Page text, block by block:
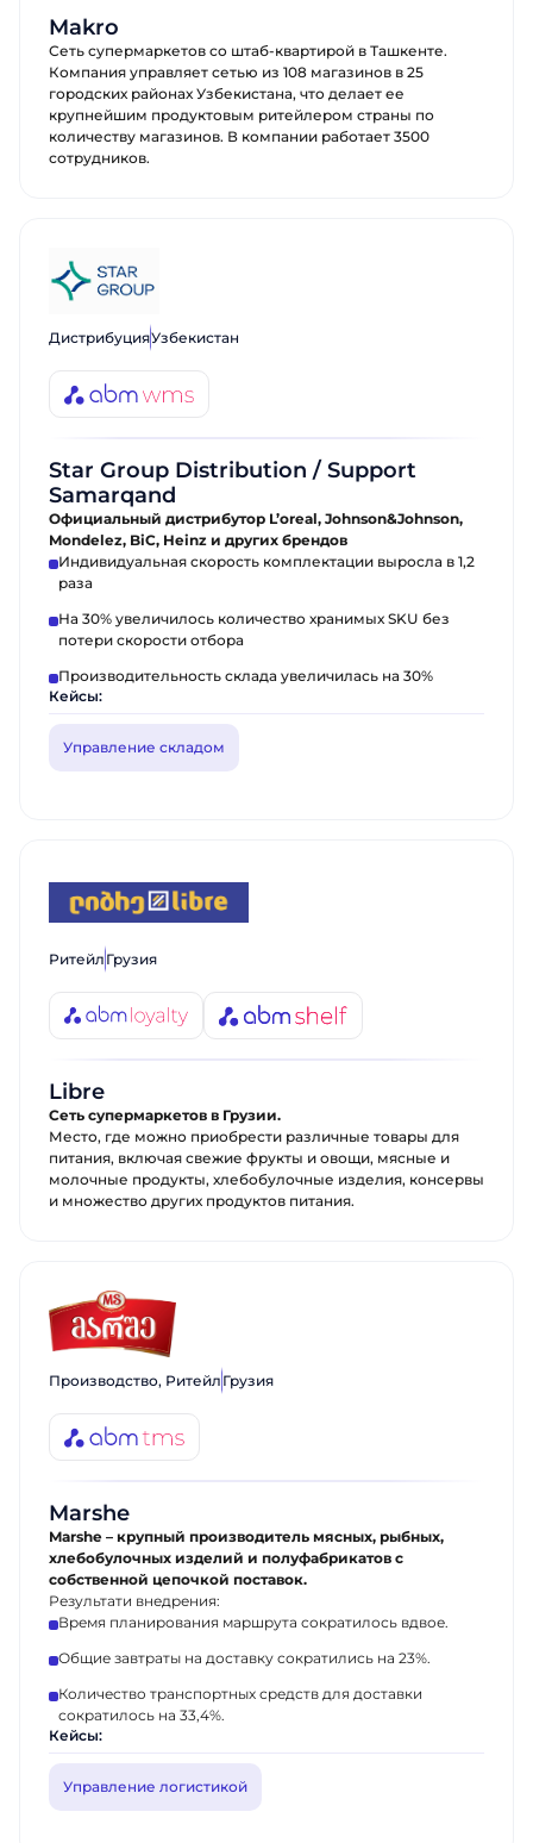
Makro
Сеть супермаркетов со штаб-квартирой в Ташкенте.
Компания управляет сетью из 108 магазинов в 25
городских районах Узбекистана, что делает ее
крупнейшим продуктовым ритейлером страны по
количеству магазинов. В компании работает 3500
сотрудников.
ДистрибуцияУзбекистан
Star Group Distribution / Support
Samarqand
Официальный дистрибутор L’oreal, Johnson&Johnson,
Mondelez, BiC, Heinz и других брендов
Индивидуальная скорость комплектации выросла в 1,2
раза
На 30% увеличилось количество хранимых SKU без
потери скорости отбора
Производительность склада увеличилась на 30%
Кейсы:
Управление складом
Ритейл Грузия
Libre
Сеть супермаркетов в Грузии.
Место, где можно приобрести различные товары для
питания, включая свежие фрукты и овощи, мясные и
молочные продукты, хлебобулочные изделия, консервы
и множество других продуктов питания.
Производство, Ритейл Грузия
Marshe
Marshe – крупный производитель мясных, рыбных,
хлебобулочных изделий и полуфабрикатов с
собственной цепочкой поставок.
Результати внедрения:
Время планирования маршрута сократилось вдвое.
Общие завтраты на доставку сократились на 23%.
Количество транспортных средств для доставки
сократилось на 33,4%.
Кейсы:
Управление логистикой
Заказать звонок
Поговорите с нашим экспертом уже
Имя
Отправить
Мы ценим, что вы заинтересовались
наших сотрудников свяжется с вами в
ближайшее время. Хорошего дня!
Мы ценим, что вы заинтересовались
наших сотрудников свяжется с вами в
ближайшее время. Хорошего дня!